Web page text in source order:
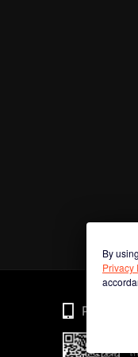
By
Privacy
Phone